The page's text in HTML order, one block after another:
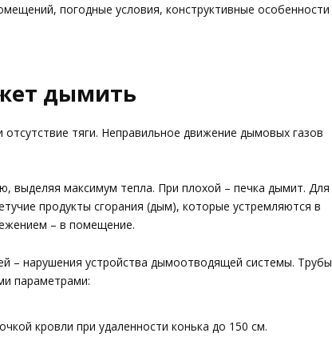
погодные условия, конструктивные особенности
дымить
тяги. Неправильное движение дымовых газов
выделяя максимум тепла. При плохой – печка дымит. Для
продукты сгорания (дым), которые устремляются в
– в помещение.
– нарушения устройства дымоотводящей системы. Трубы
параметрами:
кровли при удаленности конька до 150 см.